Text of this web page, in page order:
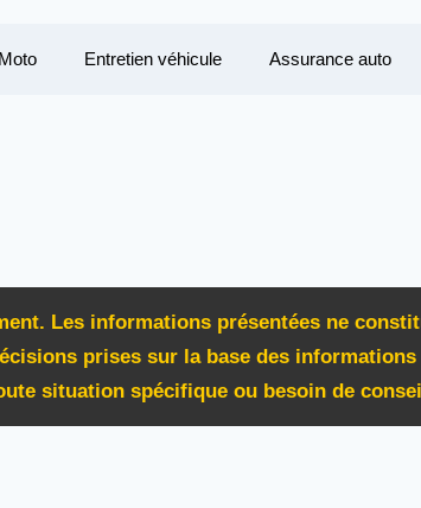
Moto Entretien véhicule Assurance auto
Les informations présentées ne
prises sur la base des
situation spécifique ou besoin de